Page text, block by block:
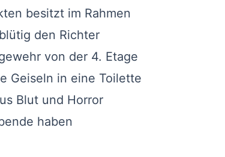
besitzt im Rahmen
den Richter
von der 4. Etage
Geiseln in eine Toilette
Blut und Horror
haben